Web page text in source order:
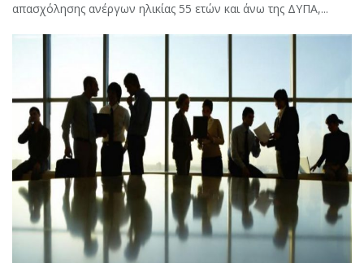
απασχόλησης ανέργων ηλικίας 55 ετών και άνω της ΔΥΠΑ,...